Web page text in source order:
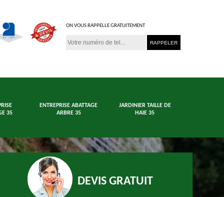
ON VOUS RAPPELLE GRATUITEMENT
35
ENTREPRISE ABATTAGE
ARBRE 35
JARDINIER TAILLE DE
HAIE 35
DEVIS GRATUIT